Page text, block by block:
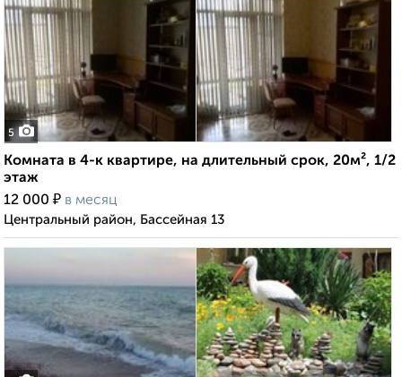
5
Комната в 4-к квартире, на длительный срок, 20м², 1/2
этаж
12 000 ₽ в месяц
Центральный район, Бассейная 13